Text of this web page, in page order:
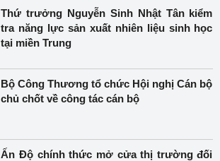
Thứ trưởng Nguyễn Sinh Nhật Tân kiểm
tra năng lực sản xuất nhiên liệu sinh học
tại miền Trung
Bộ Công Thương tổ chức Hội nghị Cán bộ
chủ chốt về công tác cán bộ
Ấn Độ chính thức mở cửa thị trường đối